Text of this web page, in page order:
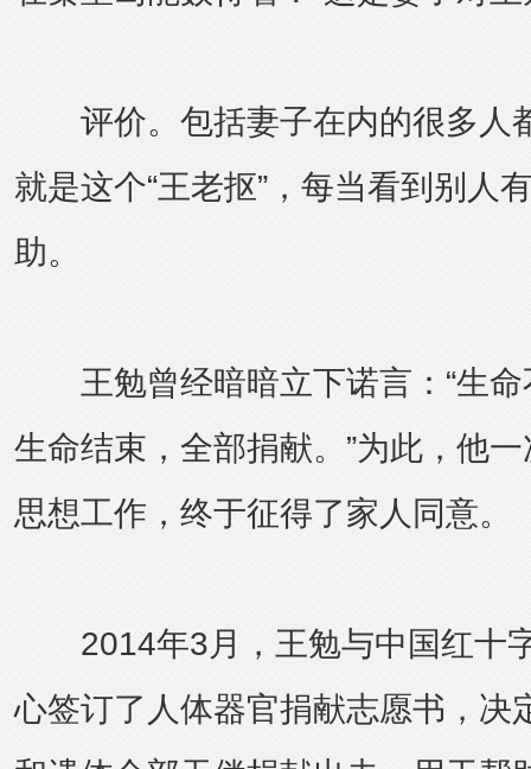
评价。包括妻子在内的很多人都
就是这个“王老抠”，每当看到别人
助。
王勉曾经暗暗立下诺言：“生命
生命结束，全部捐献。”为此，他
思想工作，终于征得了家人同意。
2014年3月，王勉与中国红十
心签订了人体器官捐献志愿书，决